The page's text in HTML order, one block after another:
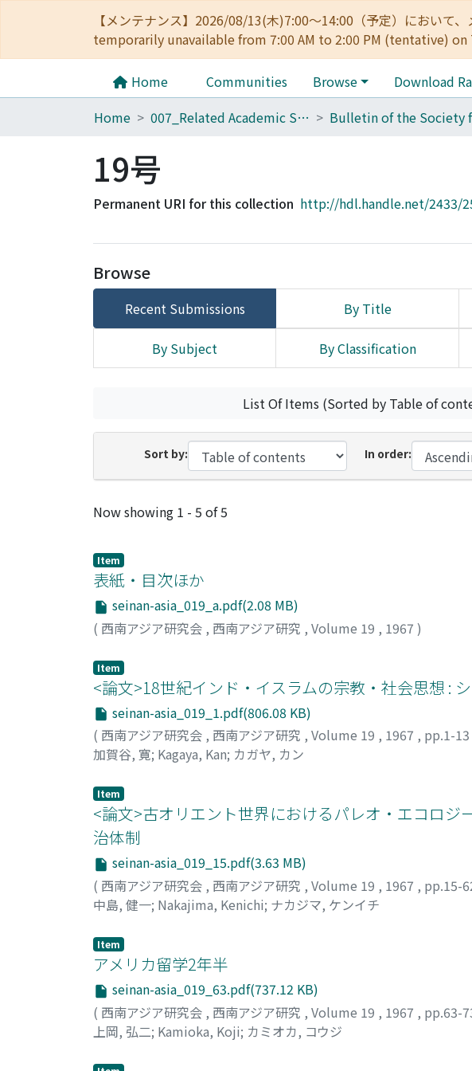
【メンテナンス】2026/08/13(木)7:00～14:00（予定）におい
temporarily unavailable from 7:00 AM to 2:00 PM (tentative)
Home Communities Browse Download
Home
007_Related Academic Societies
19号
Permanent URI for this collection http://hdl.handle.net/2433/
Browse
Recent Submissions By Title
By Subject By Classification
List Of Items (Sorted by Table of
Sort by: In order:
Recent Submissions
Now showing 1 - 5 of 5
Item
表紙・目次ほか
seinan-asia_019_a.pdf(2.08 MB)
( 西南アジア研究会 , 西南アジア研究 , Volume 19 , 1967 )
Item
<論文>18世紀インド・イスラムの宗教・社会思想 :
seinan-asia_019_1.pdf(806.08 KB)
( 西南アジア研究会 , 西南アジア研究 , Volume 19 , 1967 , pp.1-13
加賀谷, 寛; Kagaya, Kan; カガヤ, カン
Item
<論文>古オリエント世界におけるパレオ・エコロジ
治体制
seinan-asia_019_15.pdf(3.63 MB)
( 西南アジア研究会 , 西南アジア研究 , Volume 19 , 1967 , pp.15-
中島, 健一; Nakajima, Kenichi; ナカジマ, ケンイチ
Item
アメリカ留学2年半
seinan-asia_019_63.pdf(737.12 KB)
( 西南アジア研究会 , 西南アジア研究 , Volume 19 , 1967 , pp.63-
上岡, 弘二; Kamioka, Koji; カミオカ, コウジ